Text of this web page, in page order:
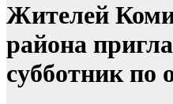
Жителей
района
субботник по